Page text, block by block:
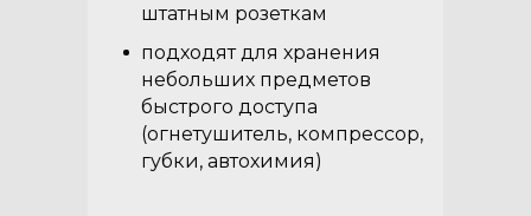
штатным розеткам
подходят для хранения
небольших предметов
быстрого доступа
(огнетушитель, компрессор,
губки, автохимия)